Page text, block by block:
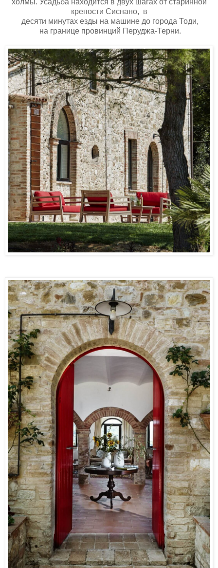
холмы. Усадьба находится в двух шагах от старинной
крепости Сиснано, в
десяти минутах езды на машине до города Тоди,
на границе провинций Перуджа-Терни.